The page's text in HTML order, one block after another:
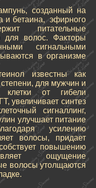
созданный на
и бетаина, эфирного
питательные
для волос. Факторы
сигнальными
в организме
известны как
для мужчин и
от гибели
увеличивает синтез
сигналлинг,
улучшает питание
усилению
волосы, придает
повышению
ощущение
волосы утолщаются